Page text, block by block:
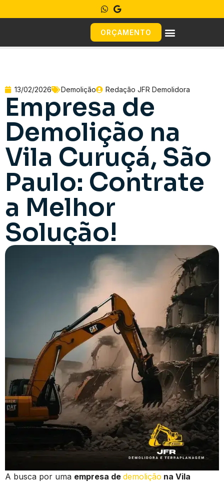
ORÇAMENTO
13/02/2026 Demolição Redação JFR Demolidora
Empresa de
Demolição na
Vila Curuçá, São
Paulo: Contrate
a Melhor
Solução!
A busca por uma empresa de demolição na Vila